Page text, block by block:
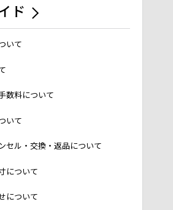
ド
いて
数料について
いて
セル・交換・返品について
について
について